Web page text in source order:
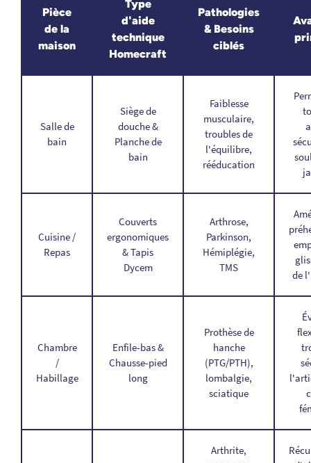
Pièce
de la
maison
Type
d'aide
technique
Homecraft
Pathologies
& Besoins
ciblés
Salle de
bain
Siège de
douche &
Planche de
bain
Faiblesse
musculaire,
troubles de
l'équilibre,
rééducation
Cuisine /
Repas
Couverts
ergonomiques
& Tapis
Dycem
Arthrose,
Parkinson,
Hémiplégie,
TMS
de
Chambre
/
Habillage
Enfile-bas &
Chausse-pied
long
Prothèse de
hanche
(PTG/PTH),
lombalgie,
sciatique
Arthrite,